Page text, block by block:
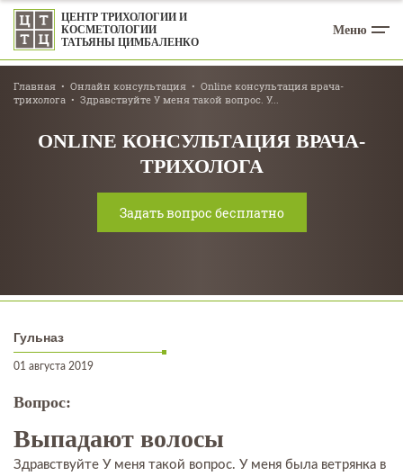
ЦЕНТР ТРИХОЛОГИИ И
КОСМЕТОЛОГИИ
ТАТЬЯНЫ ЦИМБАЛЕНКО
Меню
Главная Онлайн консультация
Online консультация врача-
трихолога
Здравствуйте У меня такой вопрос. У...
ONLINE КОНСУЛЬТАЦИЯ ВРАЧА-
ТРИХОЛОГА
Задать вопрос бесплатно
Гульназ
01 августа 2019
Вопрос:
Выпадают волосы
Здравствуйте У меня такой вопрос. У меня была ветрянка в